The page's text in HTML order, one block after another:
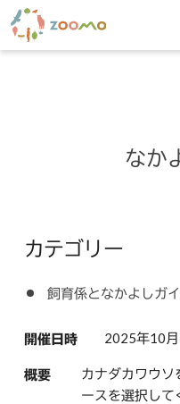
なか
カテゴリー
飼育係となかよしガ
開催日時 2025年10
概要
カナダカワウソ
ースを選択して